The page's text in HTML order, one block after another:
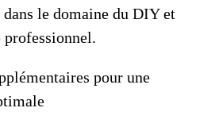
le domaine du DIY et
professionnel.
pour une